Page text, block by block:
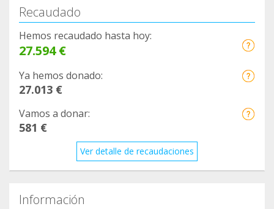
Recaudado
Hemos recaudado hasta hoy:
27.594 €
Ya hemos donado:
27.013 €
Vamos a donar:
581 €
Ver detalle de recaudaciones
Información